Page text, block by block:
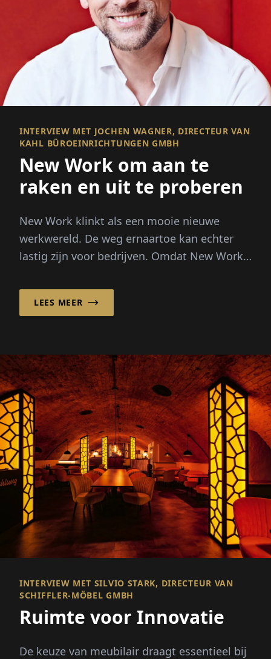
INTERVIEW MET JOCHEN WAGNER, DIRECTEUR VAN
KAHL BÜROEINRICHTUNGEN GMBH
New Work om aan te
raken en uit te proberen
New Work klinkt als een mooie nieuwe
werkwereld. De weg ernaartoe kan echter
lastig zijn voor bedrijven. Omdat New Work
LEES MEER
INTERVIEW MET SILVIO STARK, DIRECTEUR VAN
SCHIFFLER-MÖBEL GMBH
Ruimte voor Innovatie
De keuze van meubilair draagt ​​essentieel bij